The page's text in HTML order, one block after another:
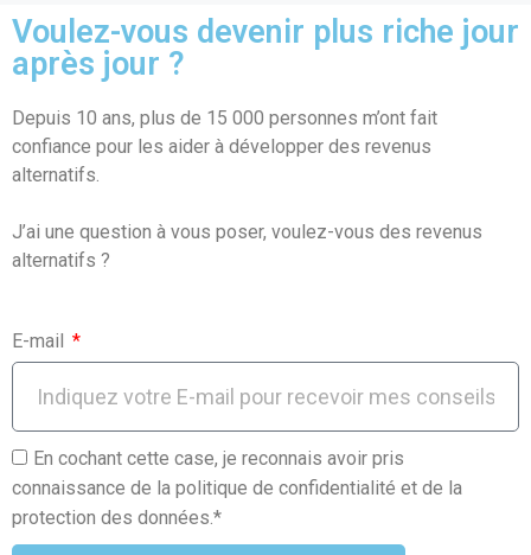
ce
b
o
o
k
ail at
s
A
p
ta
er
Voulez-vous devenir plus riche jour
après jour ?
Depuis 10 ans, plus de 15 000 personnes m’ont fait
confiance pour les aider à développer des revenus
alternatifs.
J’ai une question à vous poser, voulez-vous des revenus
alternatifs ?
E-mail
En cochant cette case, je reconnais avoir pris
connaissance de la politique de confidentialité et de la
protection des données.*